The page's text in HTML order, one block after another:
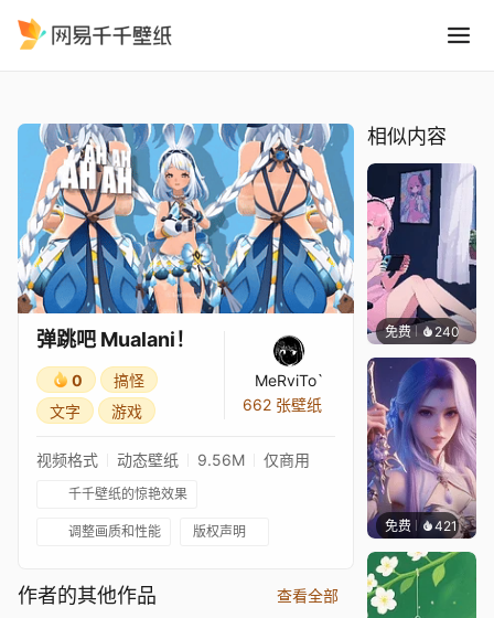
弹跳吧 Mualani！
0
搞怪
文字
游戏
MeRviTo`
662 张壁纸
视频格式 动态壁纸 9.56M 仅商用
千千壁纸的惊艳效果
调整画质和性能 版权声明
作者的其他作品 查看全部
相似内容
免费 240好看
免费 421好看